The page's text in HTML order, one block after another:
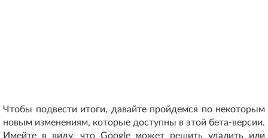
Чтобы подвести итоги, давайте пройдемся по некоторым
новым изменениям, которые доступны в этой бета-версии.
Имейте в виду, что Google может решить удалить или